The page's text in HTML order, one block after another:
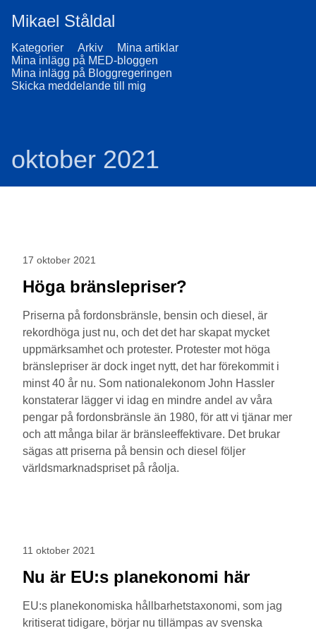
Mikael Ståldal
Kategorier Arkiv
Mina artiklar
Mina inlägg på MED-bloggen
Mina inlägg på Bloggregeringen
Skicka meddelande till mig
oktober 2021
17 oktober 2021
Höga bränslepriser?
Priserna på fordonsbränsle, bensin och diesel, är
rekordhöga just nu, och det det har skapat mycket
uppmärksamhet och protester. Protester mot höga
bränslepriser är dock inget nytt, det har förekommit i
minst 40 år nu. Som nationalekonom John Hassler
konstaterar lägger vi idag en mindre andel av våra
pengar på fordonsbränsle än 1980, för att vi tjänar mer
och att många bilar är bränsleeffektivare. Det brukar
sägas att priserna på bensin och diesel följer
världsmarknadspriset på råolja.
11 oktober 2021
Nu är EU:s planekonomi här
EU:s planekonomiska hållbarhetstaxonomi, som jag
kritiserat tidigare, börjar nu tillämpas av svenska